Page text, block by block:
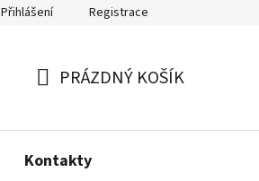
Přihlášení Registrace
PRÁZDNÝ KOŠÍK
Kontakty